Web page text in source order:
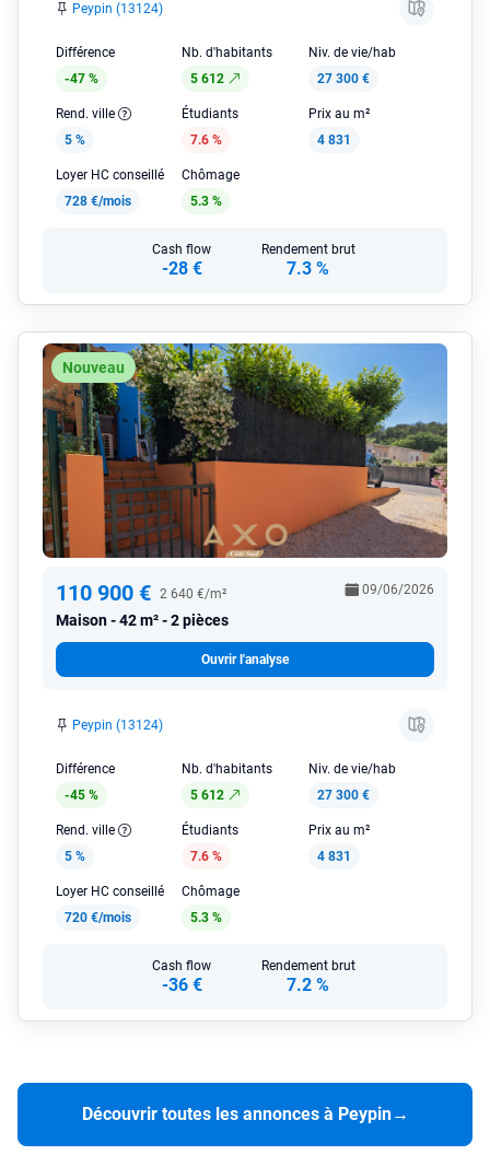
Peypin (13124)
Différence
-47 %
Nb. d'habitants
5 612
Niv. de vie/hab
27 300 €
Rend. ville
5 %
Étudiants
7.6 %
Prix au m²
4 831
Loyer HC conseillé
728 €/mois
Chômage
5.3 %
Cash flow
-28 €
Rendement brut
7.3 %
Nouveau
110 900 € 2 640 €/m²
Maison 42 m² - 2 pièces
09/06/2026
Ouvrir l'analyse
Peypin (13124)
Différence
-45 %
Nb. d'habitants
5 612
Niv. de vie/hab
27 300 €
Rend. ville
5 %
Étudiants
7.6 %
Prix au m²
4 831
Loyer HC conseillé
720 €/mois
Chômage
5.3 %
Cash flow
-36 €
Rendement brut
7.2 %
Découvrir toutes les annonces à Peypin→